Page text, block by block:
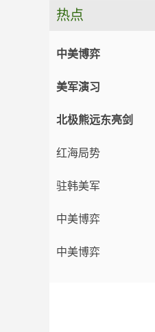
热点
中美博弈
美军演习
北极熊远东亮剑
红海局势
驻韩美军
中美博弈
中美博弈